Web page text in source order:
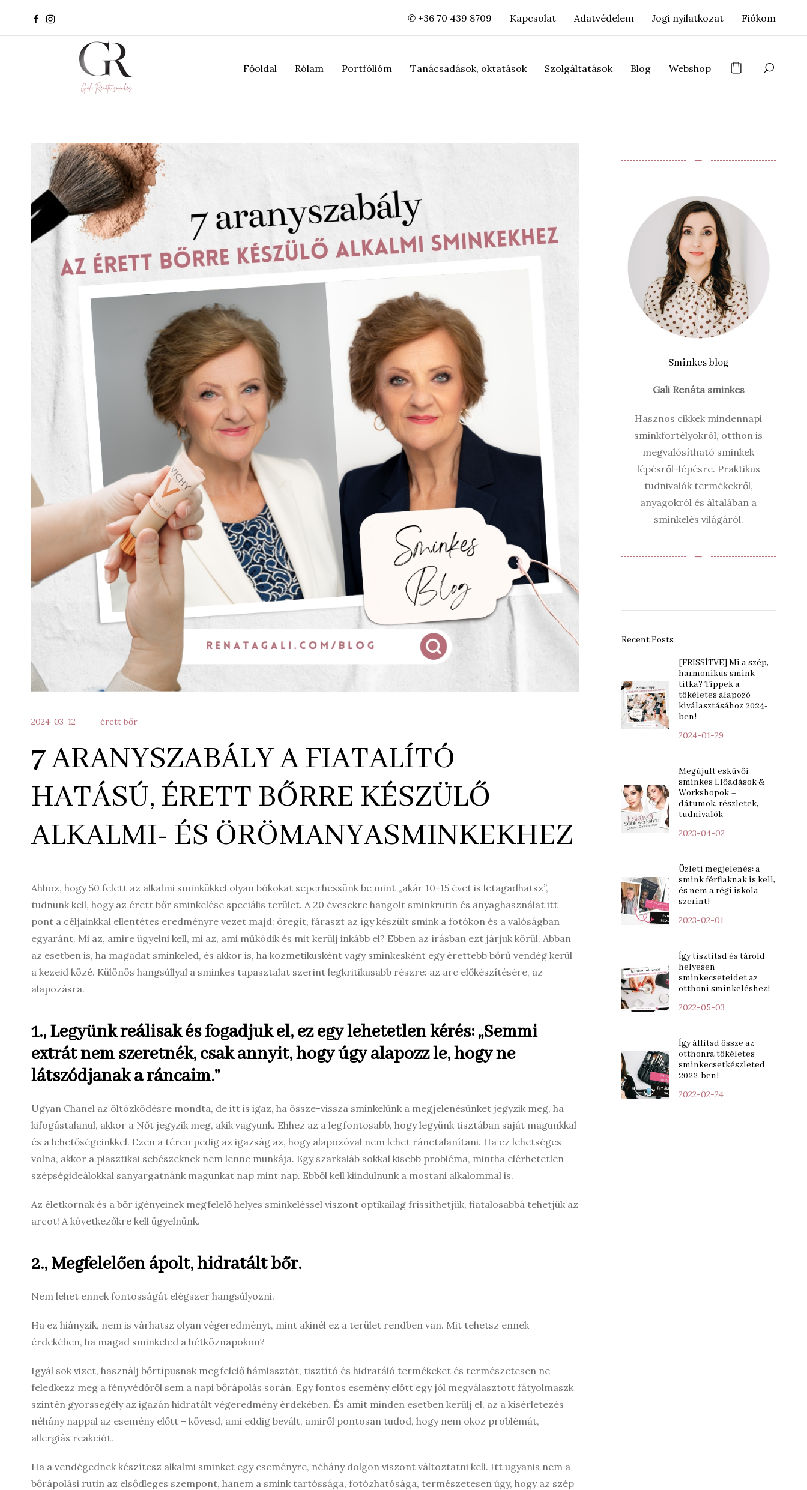
✆ +36 70 439 8709 Kapcsolat Adatvédelem Jogi nyilatkozat Fiókom
Főoldal Rólam Portfólióm Tanácsadások, oktatások Szolgáltatások Blog Webshop
2024-03-12 érett bőr
7 ARANYSZABÁLY A FIATALÍTÓ
HATÁSÚ, ÉRETT BŐRRE KÉSZÜLŐ
ALKALMI- ÉS ÖRÖMANYASMINKEKHEZ
Ahhoz, hogy 50 felett az alkalmi sminkükkel olyan bókokat seperhessünk be mint „akár 10-15 évet is letagadhatsz”,
tudnunk kell, hogy az érett bőr sminkelése speciális terület. A 20 évesekre hangolt sminkrutin és anyaghasználat itt
pont a céljainkkal ellentétes eredményre vezet majd: öregít, fáraszt az így készült smink a fotókon és a valóságban
egyaránt. Mi az, amire ügyelni kell, mi az, ami működik és mit kerülj inkább el? Ebben az írásban ezt járjuk körül. Abban
az esetben is, ha magadat sminkeled, és akkor is, ha kozmetikusként vagy sminkesként egy érettebb bőrű vendég kerül
a kezeid közé. Különös hangsúllyal a sminkes tapasztalat szerint legkritikusabb részre: az arc előkészítésére, az
alapozásra.
1., Legyünk reálisak és fogadjuk el, ez egy lehetetlen kérés:„Semmi
extrát nem szeretnék, csak annyit, hogy úgy alapozz le, hogy ne
látszódjanak a ráncaim.”
Ugyan Chanel az öltözködésre mondta, de itt is igaz, ha össze-vissza sminkelünk a megjelenésünket jegyzik meg, ha
kifogástalanul, akkor a Nőt jegyzik meg, akik vagyunk. Ehhez az a legfontosabb, hogy legyünk tisztában saját magunkkal
és a lehetőségeinkkel. Ezen a téren pedig az igazság az, hogy alapozóval nem lehet ránctalanítani. Ha ez lehetséges
volna, akkor a plasztikai sebészeknek nem lenne munkája. Egy szarkaláb sokkal kisebb probléma, mintha elérhetetlen
szépségideálokkal sanyargatnánk magunkat nap mint nap. Ebből kell kiindulnunk a mostani alkalommal is.
Az életkornak és a bőr igényeinek megfelelő helyes sminkeléssel viszont optikailag frissíthetjük, fiatalosabbá tehetjük az
arcot! A következőkre kell ügyelnünk.
2., Megfelelően ápolt, hidratált bőr.
Nem lehet ennek fontosságát elégszer hangsúlyozni.
Ha ez hiányzik, nem is várhatsz olyan végeredményt, mint akinél ez a terület rendben van. Mit tehetsz ennek
érdekében, ha magad sminkeled a hétköznapokon?
Igyál sok vizet, használj bőrtípusnak megfelelő hámlasztót, tisztító és hidratáló termékeket és természetesen ne
feledkezz meg a fényvédőről sem a napi bőrápolás során. Egy fontos esemény előtt egy jól megválasztott fátyolmaszk
szintén gyorssegély az igazán hidratált végeredmény érdekében. És amit minden esetben kerülj el, az a kísérletezés
néhány nappal az esemény előtt – kövesd, ami eddig bevált, amiről pontosan tudod, hogy nem okoz problémát,
allergiás reakciót.
Ha a vendégednek készítesz alkalmi sminket egy eseményre, néhány dolgon viszont változtatni kell. Itt ugyanis nem a
bőrápolási rutin az elsődleges szempont, hanem a smink tartóssága, fotózhatósága, természetesen úgy, hogy az szép
‒
Sminkes blog
Gali Renáta sminkes
Hasznos cikkek mindennapi
sminkfortélyokról, otthon is
megvalósítható sminkek
lépésről-lépésre. Praktikus
tudnivalók termékekről,
anyagokról és általában a
sminkelés világáról.
‒
Recent Posts
[FRISSÍTVE] Mi a szép,
harmonikus smink
titka? Tippek a
tökéletes alapozó
kiválasztásához 2024-
ben!
2024-01-29
Megújult esküvői
sminkes Előadások &
Workshopok –
dátumok, részletek,
tudnivalók
2023-04-02
Üzleti megjelenés: a
smink férfiaknak is kell,
és nem a régi iskola
szerint!
2023-02-01
Így tisztítsd és tárold
helyesen
sminkecseteidet az
otthoni sminkeléshez!
2022-05-03
Így állítsd össze az
otthonra tökéletes
sminkecsetkészleted
2022-ben!
2022-02-24